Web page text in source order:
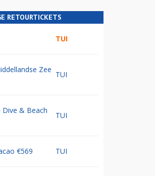
RETOURTICKETS
TUI
Zee
TUI
Dive & Beach
TUI
€569 TUI